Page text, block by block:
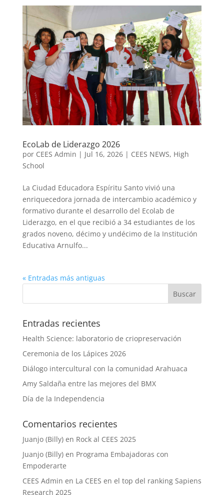
EcoLab de Liderazgo 2026
por CEES Admin | Jul 16, 2026| CEES NEWS, High
School
La Ciudad Educadora Espíritu Santo vivió una
enriquecedora jornada de intercambio académico y
formativo durante el desarrollo del Ecolab de
Liderazgo, en el que recibió a 34 estudiantes de los
grados noveno, décimo y undécimo de la Institución
Educativa Arnulfo...
« Entradas más antiguas
Entradas recientes
Health Science: laboratorio de criopreservación
Ceremonia de los Lápices 2026
Diálogo intercultural con la comunidad Arahuaca
Amy Saldaña entre las mejores del BMX
Día de la Independencia
Comentarios recientes
Juanjo (Billy)en Rock al CEES 2025
Juanjo (Billy)en Programa Embajadoras con
Empoderarte
CEES Admin en La CEES en el top del ranking Sapiens
Research 2025